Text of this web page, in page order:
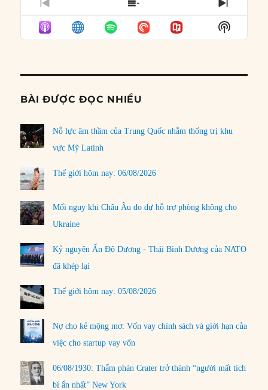
PREVIOUS
EPISODE
SHOW
EPISODES
LIST
NEXT
Show
Podcast
BÀI ĐƯỢC ĐỌC NHIỀU
Nỗ lực âm thầm của Trung Quốc nhằm thống trị khu
vực Mỹ Latinh
Thế giới hôm nay: 06/08/2026
Mối nguy khi Châu Âu do dự hỗ trợ phòng không cho
Ukraine
Kỷ nguyên Ấn Độ Dương - Thái Bình Dương của NATO
đã khép lại
Thế giới hôm nay: 05/08/2026
Nợ cho kẻ mộng mơ: Vốn vay chính sách và giới hạn của
việc cho startup vay vốn
06/08/1930: Thẩm phán Crater trở thành “người mất tích
bí ẩn nhất” New York